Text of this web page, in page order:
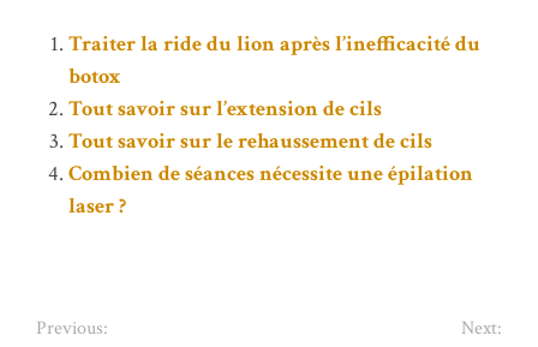
Traiter la ride du lion après l’inefficacité du
botox
Tout savoir sur l’extension de cils
Tout savoir sur le rehaussement de cils
Combien de séances nécessite une épilation
laser ?
Previous:
Next: